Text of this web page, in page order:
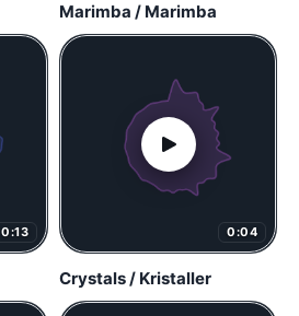
Marimba / Marimba
0:13 0:04
Crystals / Kristaller